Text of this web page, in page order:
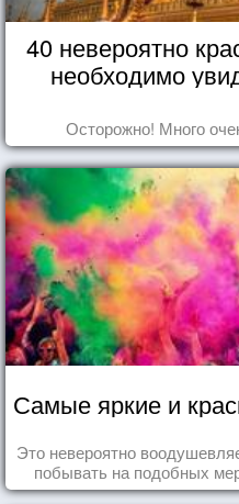
40 невероятно
необходимо
Осторожно! Много
Самые яркие и
Это невероятно
побывать на подобных